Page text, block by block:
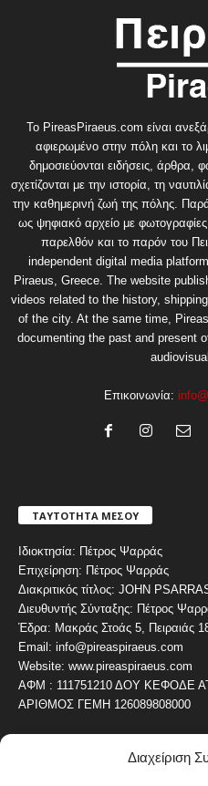
Διαχείριση
Το PireasPiraeus.com είναι
αφιερωμένο στην πόλη και το
δημοσιεύονται ειδήσεις, άρθρα,
σχετίζονται με την ιστορία, τη
την καθημερινή ζωή της πόλης.
ως ψηφιακό αρχείο με
παρελθόν και το παρόν του
independent digital media
Piraeus, Greece. The website
videos related to the history,
of the city. At the same time,
documenting the past and present
Επικοινωνία:
ΤΑΥΤΟΤΗΤΑ ΜΕΣΟΥ
Ιδιοκτησία: Πέτρος Ψαρράς
Επιχείρηση: Πέτρος Ψαρράς
Διακριτικός τίτλος: JOHN
Διευθυντής Σύνταξης: Πέτρος
Έδρα: Μακράς Στοάς 5, Πειραιάς
Email: info@pireaspiraeus.com
Website: www.pireaspiraeus.com
ΑΦΜ : 111751210 ΔΟΥ ΚΕΦΟΔΕ
ΑΡΙΘΜΟΣ ΓΕΜΗ 126089808000
ΔΗΜΟΦΙΛΗ ΚΑΤΗΓΟΡΙΑ